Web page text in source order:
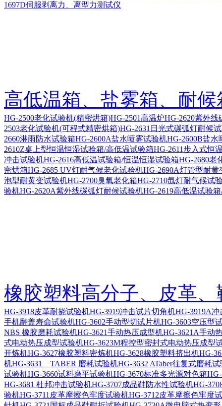
1697D伺服剥离力、离型力测试仪
高低温箱、盐雾箱、耐
HG-2500老化试验机(精密烘箱)HG-2501高温炉HG-2620紫外线
2503老化试验机(可程式精密烘箱)HG-2631日光式碳弧灯耐候
2660淋雨防水试验箱HG-2600A盐水喷雾试验机HG-2600B盐水
2610Z桌上型恒温恒湿试验箱/高低温试验箱HG-2611步入式恒
冲击试验机HG-2616高低温试验箱/恒温恒湿试验箱HG-2680老
密烘箱HG-2685 UV灯耐气候老化试验机HG-2690A灯管型耐黄
泡型耐黄变试验机HG-2700臭氧老化箱HG-2710氙灯耐气候试
验机HG-2620A紫外线碳弧灯耐候试验机HG-2619高低温试验
橡胶塑料高分子、皮革
HG-3918皮革耐挠试验机HG-3919冲击试片切角机HG-3919A
手机翻盖寿命试验机HG-3602手动型切试片机HG-3603空压型
NBS 橡胶磨耗试验机HG-3621手动热压成型机HG-3621A手动
式电动热压成型试验机HG-3623M程控型密封式电动热压成型
开炼机HG-3627橡胶塑料密炼机HG-3628橡胶塑料挤出机HG-
机HG-3631 TABER 磨耗试验机HG-3632 ATaber往复式磨耗
试验机HG-3660试料磨平试验机HG-3670标准多光源对色箱
HG-3681 杜邦冲击试验机HG-3707成品鞋防水性试验机HG-
验机HG-3711皮革摩擦色牢度试验机HG-3712皮革摩擦色牢度